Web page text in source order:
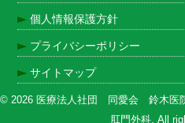
個人情報保護方針
プライバシーポリシー
サイトマップ
© 2026 医療法人社団 同愛会 鈴木医
肛門外科. All